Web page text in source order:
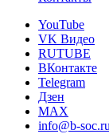
YouTube
VK Видео
RUTUBE
ВКонтакте
Telegram
Дзен
MAX
info@b-soc.ru